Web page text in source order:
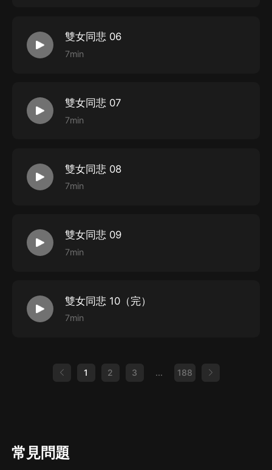
雙女同悲 06
7min
雙女同悲 07
7min
雙女同悲 08
7min
雙女同悲 09
7min
雙女同悲 10（完）
7min
1 2 3 ... 188
常見問題